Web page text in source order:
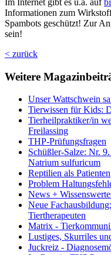
Informationen zum
Spambots geschützt! Zur
sein!
< zurück
Weitere
Unser Wattschwein
Tierwissen für Kids:
Tierheilpraktiker/in
Freilassing
THP-Prüfungsfragen
Schüßler-Salze: Nr.
Natrium sulfuricum
Reptilien als Patienten
Problem
News +
Neue
Tiertherapeuten
Matrix -
Lustiges, Skurriles
Juckreiz -